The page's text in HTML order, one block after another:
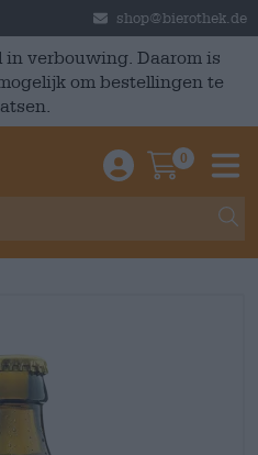
shop@bierothek.de
verbouwing. Daarom is
om bestellingen te
Einloggen /
0